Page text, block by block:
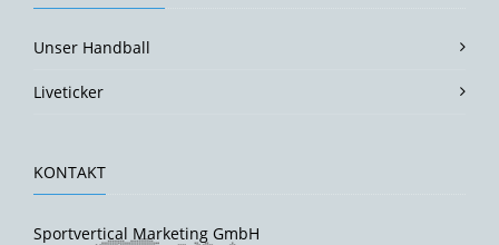
Unser Handball
Liveticker
KONTAKT
Sportvertical Marketing GmbH